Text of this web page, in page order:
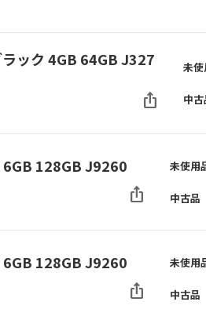
ック 4GB 64GB J327
ios_share
未
中古
128GB J9260
ios_share
未使用
中古品
128GB J9260
ios_share
未使用
中古品